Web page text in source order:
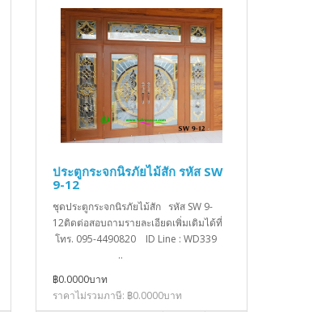
ประตูกระจกนิรภัยไม้สัก รหัส SW
9-12
ชุดประตูกระจกนิรภัยไม้สัก รหัส SW 9-
12ติดต่อสอบถามรายละเอียดเพิ่มเติมได้ที่
โทร. 095-4490820 ID Line : WD339
..
฿0.0000บาท
ราคาไม่รวมภาษี: ฿0.0000บาท